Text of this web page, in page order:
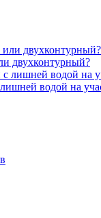
двухконтурный?
водой на